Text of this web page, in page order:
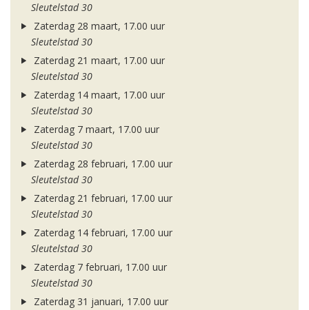
Sleutelstad 30
Zaterdag 28 maart, 17.00 uur
Sleutelstad 30
Zaterdag 21 maart, 17.00 uur
Sleutelstad 30
Zaterdag 14 maart, 17.00 uur
Sleutelstad 30
Zaterdag 7 maart, 17.00 uur
Sleutelstad 30
Zaterdag 28 februari, 17.00 uur
Sleutelstad 30
Zaterdag 21 februari, 17.00 uur
Sleutelstad 30
Zaterdag 14 februari, 17.00 uur
Sleutelstad 30
Zaterdag 7 februari, 17.00 uur
Sleutelstad 30
Zaterdag 31 januari, 17.00 uur